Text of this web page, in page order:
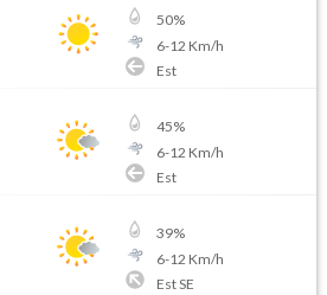
50%
6-12 Km/h
Est
45%
6-12 Km/h
Est
39%
6-12 Km/h
Est SE